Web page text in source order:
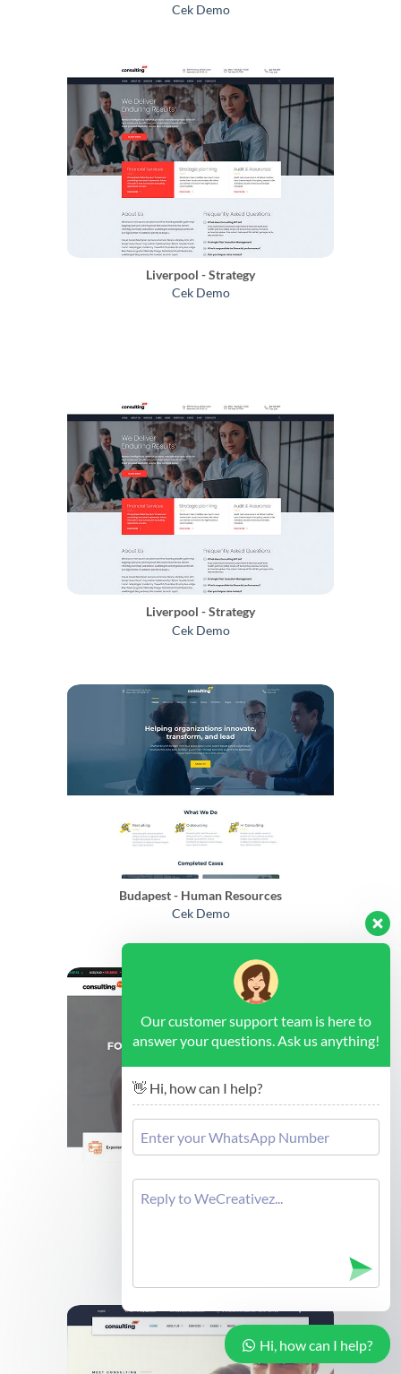
Cek Demo
Liverpool - Strategy
Cek Demo
Liverpool - Strategy
Cek Demo
Budapest - Human Resources
Cek Demo
Brussels - Forex Consulting
Cek Demo
Our customer support team is here to
answer your questions. Ask us anything!
👋 Hi, how can I help?
Hi, how can I help?